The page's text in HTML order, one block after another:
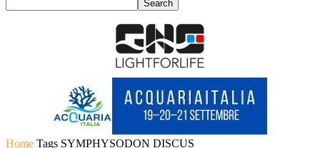
Home Tags SYMPHYSODON DISCUS